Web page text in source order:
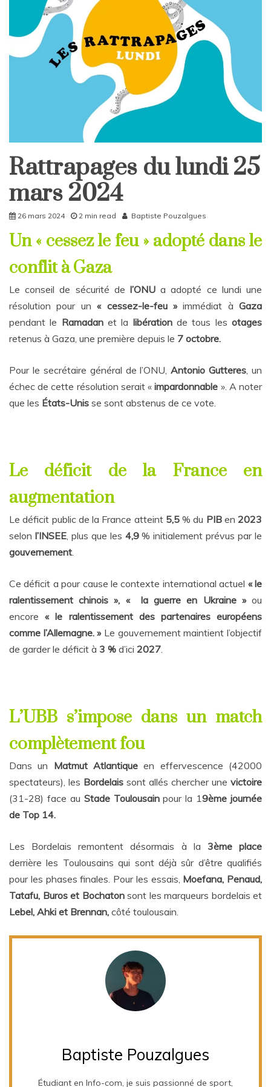
Rattrapages
Rattrapages du lundi 25
mars 2024
26 mars 2024 2 min read Baptiste Pouzalgues
Un « cessez le feu » adopté dans le
conflit à Gaza
Le conseil de sécurité de l’ONU a adopté ce lundi une
résolution pour un « cessez-le-feu »immédiat à Gaza
pendant le Ramadanet la libérationde tous lesotages
retenus à Gaza, une première depuis le 7 octobre.
Pour le secrétaire général de l’ONU,Antonio Gutteres , un
échec de cette résolution serait « impardonnable ». A noter
que les États-Unis se sont abstenus de ce vote.
Le déficit de la France en
augmentation
Le déficit public de la France atteint 5,5 % du PIBen 2023
selon l’INSEE, plus que les 4,9% initialement prévus par le
gouvernement
Ce déficit a pour cause le contexte international actuel « le
ralentissement chinois », « la guerre en Ukraine »ou
encore « le ralentissement des partenaires européens
comme l’Allemagne. »Le gouvernement maintient l’objectif
de garder le déficit à 3 % d’ici 2027
L’UBB s’impose dans un match
complètement fou
Dans un Matmut Atlantique en effervescence (42000
spectateurs), les Bordelais sont allés chercher une victoire
(31-28) face au Stade Toulousainpour la 19ème journée
de Top 14.
Les Bordelais remontent désormais à la 3ème place
derrière les Toulousains qui sont déjà sûr d’être qualifiés
pour les phases finales. Pour les essais, Moefana, Penaud,
Tatafu, Buros et Bochatonsont les marqueurs bordelais et
Lebel, Ahki et Brennan, côté toulousain.
Baptiste Pouzalgues
Étudiant en Info-com, je suis passionné de sport,